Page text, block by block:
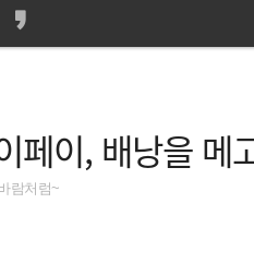
페이, 배낭을 메
람처럼~